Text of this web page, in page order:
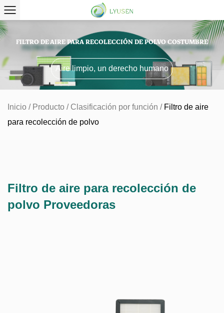
FILTRO DE AIRE PARA RECOLECCIÓN DE POLVO COSTUMBRE
Aire limpio, un derecho humano
Inicio / Producto / Clasificación por función / Filtro de aire
para recolección de polvo
Filtro de aire para recolección de
polvo Proveedoras